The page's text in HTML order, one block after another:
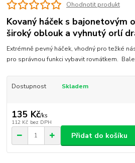
Ohodnotit produkt
Kovaný háček s bajonetovým
široký oblouk a vyhnutý orlí
Extrémně pevný háček, vhodný pro težké
pro správnou funkci vybavit rovnátkem.
Dostupnost Skladem
135 Kč/ks
112 Kč bez DPH
Přidat do košíku